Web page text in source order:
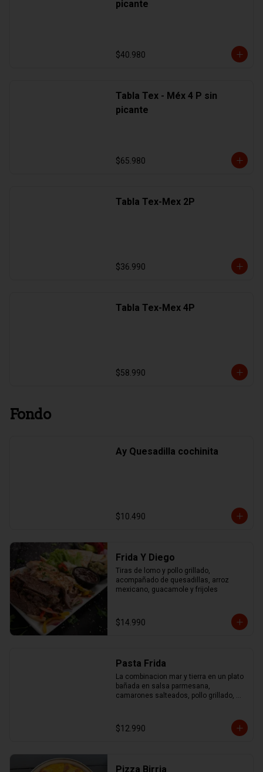
picante
$40.980
Tabla Tex - Méx 4 P sin
picante
$65.980
Tabla Tex-Mex 2P
$36.990
Tabla Tex-Mex 4P
$58.990
Fondo
Ay Quesadilla cochinita
$10.490
Frida Y Diego
Tiras de lomo y pollo grillado,
acompañado de quesadillas, arroz
mexicano, guacamole y frijoles
$14.990
Pasta Frida
La combinacion mar y tierra en un plato
bañada en salsa parmesana,
camarones salteados, pollo grillado,
$12.990
Pizza Birria